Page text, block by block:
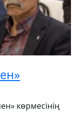
көрмесінің